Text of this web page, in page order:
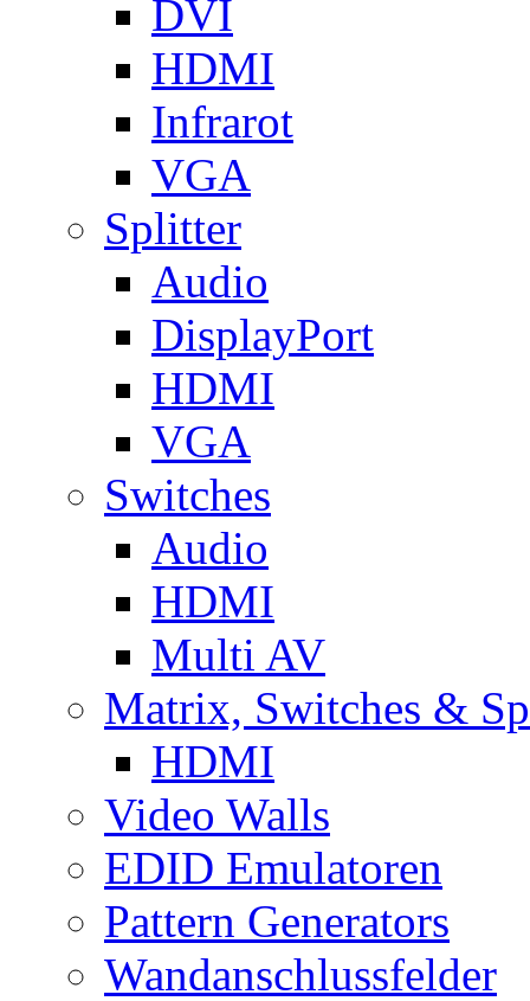
DVI
HDMI
Infrarot
VGA
Splitter
Audio
DisplayPort
HDMI
VGA
Switches
Audio
HDMI
Multi AV
Matrix, Switches &
HDMI
Video Walls
EDID Emulatoren
Pattern Generators
Wandanschlussfelder